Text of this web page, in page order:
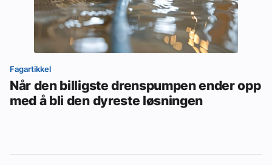
Fagartikkel
Når den billigste drenspumpen ender opp
med å bli den dyreste løsningen